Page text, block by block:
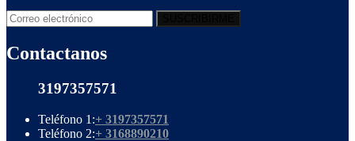
Contactanos
3197357571
Teléfono 1:+ 3197357571
Teléfono 2:+ 3168890210